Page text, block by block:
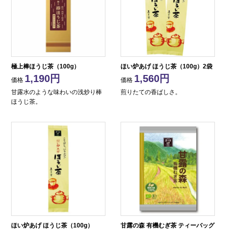
極上棒ほうじ茶（100g）
価格 1,190
甘露水のような味わいの浅炒り棒
ほうじ茶。
ほい炉あげ ほうじ茶（100g）2袋
価格 1,560
煎りたての香ばしさ。
ほい炉あげ ほうじ茶（100g）
甘露の森 有機むぎ茶 ティーバッグ